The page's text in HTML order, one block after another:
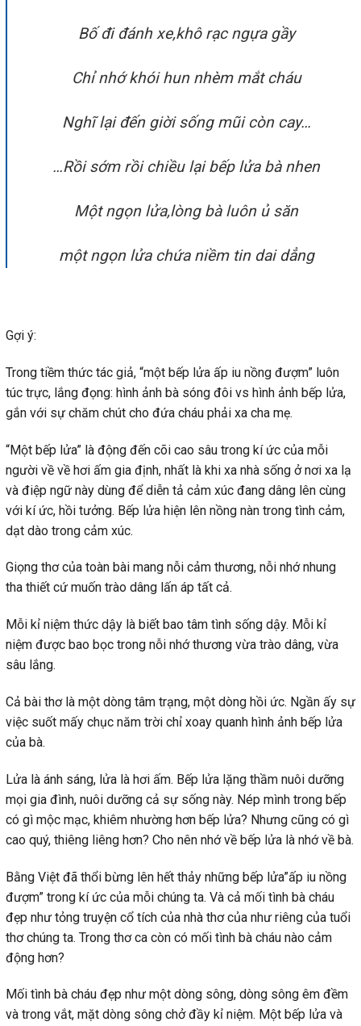
Bố đi đánh xe,khô rạc ngựa gầy
Chỉ nhớ khói hun nhèm mắt cháu
Nghĩ lại đến giời sống mũi còn cay…
…Rồi sớm rồi chiều lại bếp lửa bà nhen
Một ngọn lửa,lòng bà luôn ủ săn
một ngọn lửa chứa niềm tin dai dẳng
Gợi ý:
Trong tiềm thức tác giả, “một bếp lửa ấp iu nồng đượm” luôn
túc trực, lắng đọng: hình ảnh bà sóng đôi vs hình ảnh bếp lửa,
gắn với sự chăm chút cho đứa cháu phải xa cha mẹ.
“Một bếp lửa” là động đến cõi cao sâu trong kí ức của mỗi
người về về hơi ấm gia định, nhất là khi xa nhà sống ở nơi xa lạ
và điệp ngữ này dùng để diễn tả cảm xúc đang dâng lên cùng
với kí ức, hồi tưởng. Bếp lửa hiện lên nồng nàn trong tình cảm,
dạt dào trong cảm xúc.
Giọng thơ của toàn bài mang nỗi cảm thương, nỗi nhớ nhung
tha thiết cứ muốn trào dâng lấn áp tất cả.
Mỗi kỉ niệm thức dậy là biết bao tâm tình sống dậy. Mỗi kỉ
niệm được bao bọc trong nỗi nhớ thương vừa trào dâng, vừa
sâu lắng.
Cả bài thơ là một dòng tâm trạng, một dòng hồi ức. Ngần ấy sự
việc suốt mấy chục năm trời chỉ xoay quanh hình ảnh bếp lửa
của bà.
Lửa là ánh sáng, lửa là hơi ấm. Bếp lửa lặng thầm nuôi dưỡng
mọi gia đình, nuôi dưỡng cả sự sống này. Nép mình trong bếp
có gì mộc mạc, khiêm nhường hơn bếp lửa? Nhưng cũng có gì
cao quý, thiêng liêng hơn? Cho nên nhớ về bếp lửa là nhớ về bà.
Bằng Việt đã thổi bừng lên hết thảy những bếp lửa”ấp iu nồng
đượm” trong kí ức của mỗi chúng ta. Và cả mối tình bà cháu
đẹp như tỏng truyện cổ tích của nhà thơ của như riêng của tuổi
thơ chúng ta. Trong thơ ca còn có mối tình bà cháu nào cảm
động hơn?
Mối tình bà cháu đẹp như một dòng sông, dòng sông êm đềm
và trong vắt, mặt dòng sông chở đầy kỉ niệm. Một bếp lửa và